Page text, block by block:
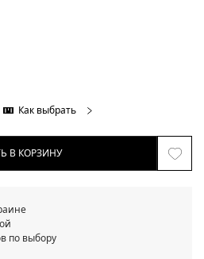
Как выбрать
В КОРЗИНУ
по выбору